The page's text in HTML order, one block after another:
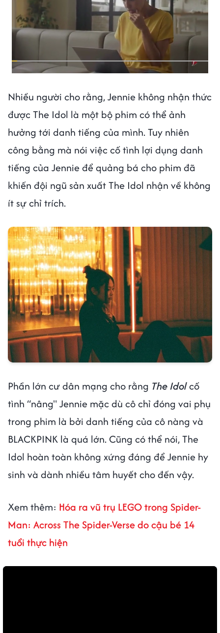
Nhiều người cho rằng, Jennie không nhận thức
được The Idol là một bộ phim có thể ảnh
hưởng tới danh tiếng của mình. Tuy nhiên
công bằng mà nói việc cố tình lợi dụng danh
tiếng của Jennie để quảng bá cho phim đã
khiến đội ngũ sản xuất The Idol nhận về không
ít sự chỉ trích.
Phần lớn cư dân mạng cho rằng The Idolcố
tình “nâng" Jennie mặc dù cô chỉ đóng vai phụ
trong phim là bởi danh tiếng của cô nàng và
BLACKPINK là quá lớn. Cũng có thể nói, The
Idol hoàn toàn không xứng đáng để Jennie hy
sinh và dành nhiều tâm huyết cho đến vậy.
Xem thêm: Hóa ra vũ trụ LEGO trong Spider-
Man: Across The Spider-Verse do cậu bé 14
tuổi thực hiện